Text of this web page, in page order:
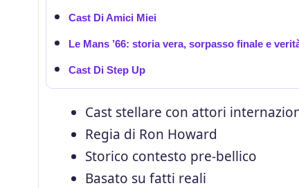
Cast Di Amici Miei
Le Mans ’66: storia vera, sorpasso finale e
Cast Di Step Up
Cast stellare con attori
Regia di Ron Howard
Storico contesto pre-bellico
Basato su fatti reali